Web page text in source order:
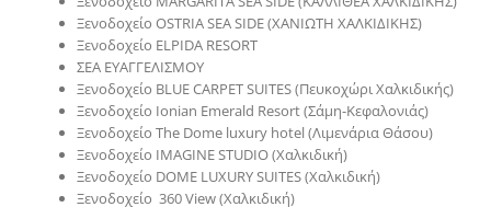
Ξενοδοχείο OSTRIA SEA SIDE (ΧΑΝΙΩΤΗ ΧΑΛΚΙΔΙΚΗΣ)
Ξενοδοχείο ELPIDA RESORT
ΣΕΑ ΕΥΑΓΓΕΛΙΣΜΟΥ
Ξενοδοχείο BLUE CARPET SUITES (Πευκοχώρι Χαλκιδικής)
Ξενοδοχείο Ionian Emerald Resort (Σάμη-Κεφαλονιάς)
Ξενοδοχείο The Dome luxury hotel (Λιμενάρια Θάσου)
Ξενοδοχείο IMAGINE STUDIO (Χαλκιδική)
Ξενοδοχείο DOME LUXURY SUITES (Χαλκιδική)
Ξενοδοχείο 360 View (Χαλκιδική)